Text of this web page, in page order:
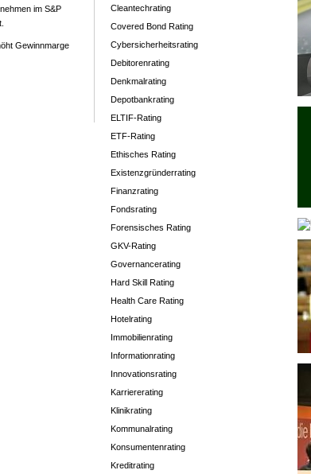
im S&P
Gewinnmarge
Cleantechrating
Covered Bond Rating
Cybersicherheitsrating
Debitorenrating
Denkmalrating
Depotbankrating
ELTIF-Rating
ETF-Rating
Ethisches Rating
Existenzgründerrating
Finanzrating
Fondsrating
Forensisches Rating
GKV-Rating
Governancerating
Hard Skill Rating
Health Care Rating
Hotelrating
Immobilienrating
Informationrating
Innovationsrating
Karriererating
Klinikrating
Kommunalrating
Konsumentenrating
Kreditrating